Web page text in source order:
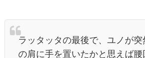
ラッタッタの最後で、ユノが
の肩に手を置いたかと思えば腰